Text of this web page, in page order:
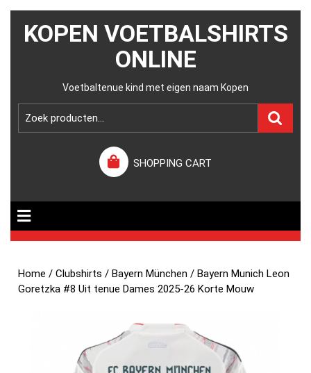
KOPEN VOETBALSHIRTS
ONLINE
Voetbaltenue kind met eigen naam Kopen
SHOPPING CART
Home /Clubshirts /Bayern München / Bayern Munich Leon
Goretzka #8 Uit tenue Dames 2025-26 Korte Mouw